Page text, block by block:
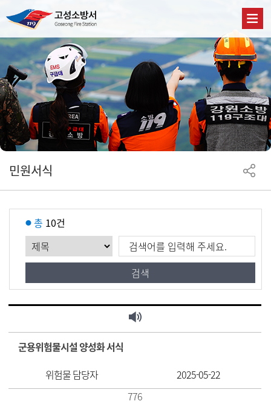
민원서식
총 10건
군용위험물시설 양성화 서식
위험물 담당자
2025-05-22
776